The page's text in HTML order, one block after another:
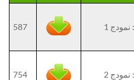
587
754